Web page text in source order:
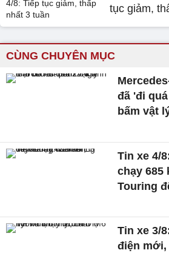
tục giảm,
CÙNG CHUYÊN MỤC
đã 'đi
bấm vật
Tin xe 4/
chạy 685
Touring
Tin xe 3/
điện mới,